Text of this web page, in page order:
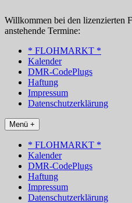
Inhalt
springen
Willkommen bei den lizenzierten
anstehende Termine:
* FLOHMARKT *
Kalender
DMR-CodePlugs
Haftung
Impressum
Datenschutzerklärung
Menü +
* FLOHMARKT *
Kalender
DMR-CodePlugs
Haftung
Impressum
Datenschutzerklärung